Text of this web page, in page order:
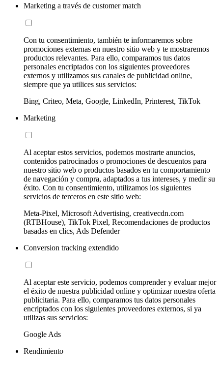
Marketing a través de customer match
Con tu consentimiento, también te informaremos sobre
promociones externas en nuestro sitio web y te mostraremos
productos relevantes. Para ello, comparamos tus datos
personales encriptados con los siguientes proveedores
externos y utilizamos sus canales de publicidad online,
siempre que ya utilices sus servicios:
Bing, Criteo, Meta, Google, LinkedIn, Printerest, TikTok
Marketing
Al aceptar estos servicios, podemos mostrarte anuncios,
contenidos patrocinados o promociones de descuentos para
nuestro sitio web o productos basados en tu comportamiento
de navegación y compra, adaptados a tus intereses, y medir su
éxito. Con tu consentimiento, utilizamos los siguientes
servicios de terceros en este sitio web:
Meta-Pixel, Microsoft Advertising, creativecdn.com
(RTBHouse), TikTok Pixel, Recomendaciones de productos
basadas en clics, Ads Defender
Conversion tracking extendido
Al aceptar este servicio, podemos comprender y evaluar mejor
el éxito de nuestra publicidad online y optimizar nuestra oferta
publicitaria. Para ello, comparamos tus datos personales
encriptados con los siguientes proveedores externos, si ya
utilizas sus servicios:
Google Ads
Rendimiento